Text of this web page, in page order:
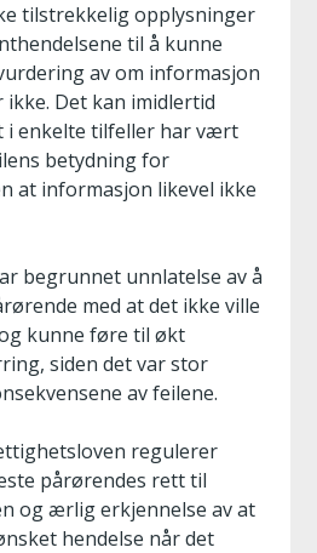
tilstrekkelig opplysninger
til å kunne
av om informasjon
Det kan imidlertid
i enkelte tilfeller har vært
betydning for
at informasjon likevel ikke
begrunnet unnlatelse av å
med at det ikke ville
kunne føre til økt
siden det var stor
av feilene.
regulerer
pårørendes rett til
og ærlig erkjennelse av at
hendelse når det